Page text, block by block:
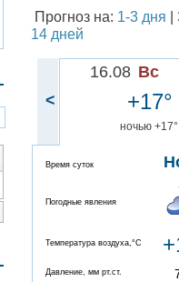
Прогноз на: 1-3 дня |
14 дней
<
16.08 Вс
+17°
ночью +17°
Время суток
Погодные явления
Температура воздуха,°C
Давление, мм рт.ст.